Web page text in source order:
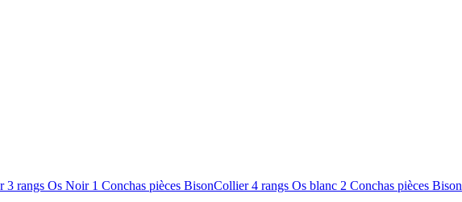
3 rangs Os Noir 1 Conchas pièces BisonCollier 4 rangs Os blanc 2 Conchas pièces Bison